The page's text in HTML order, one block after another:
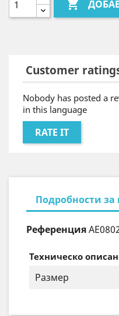

Customer
Nobody has posted a
in this language
RATE IT
Подробности за
Референция
Техническо
Размер